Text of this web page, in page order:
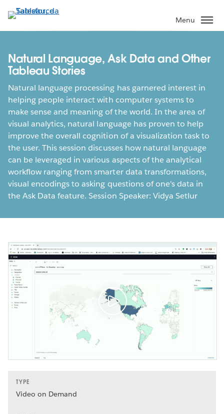
Pular
para
o
principal
Menu
Natural Language, Ask Data and Other
Tableau Stories
Natural language processing has garnered interest in
helping people interact with computer systems to
make sense and meaning of the world. In the area of
visual analytics, natural language has proven to help
improve the overall cognition of a visualization task to
the user. This session discusses how natural language
can be leveraged in various aspects of the analytical
workflow ranging from smarter data transformations,
visual encodings to asking questions of one's data in
the Ask Data feature. Session Speaker: Vidya Setlur
TYPE
Video on Demand